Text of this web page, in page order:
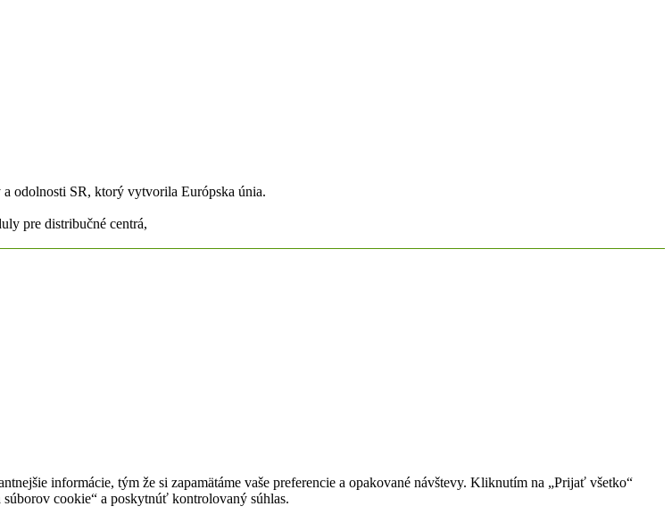
odolnosti SR, ktorý vytvorila Európska únia.
pre distribučné centrá,
informácie, tým že si zapamätáme vaše preferencie a opakované návštevy. Kliknutím na „Prijať všetko“
cookie“ a poskytnúť kontrolovaný súhlas.